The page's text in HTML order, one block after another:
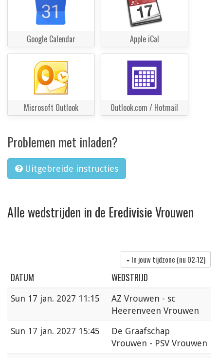
Google Calendar Apple iCal
Microsoft Outlook Outlook.com / Hotmail
Problemen met inladen?
Uitgebreide instructies
Alle wedstrijden in de Eredivisie Vrouwen
In jouw tijdzone (nu 02:12)
DATUM WEDSTRIJD
Sun 17 jan. 2027 11:15
AZ Vrouwen - sc
Heerenveen Vrouwen
Sun 17 jan. 2027 15:45
De Graafschap
Vrouwen - PSV Vrouwen